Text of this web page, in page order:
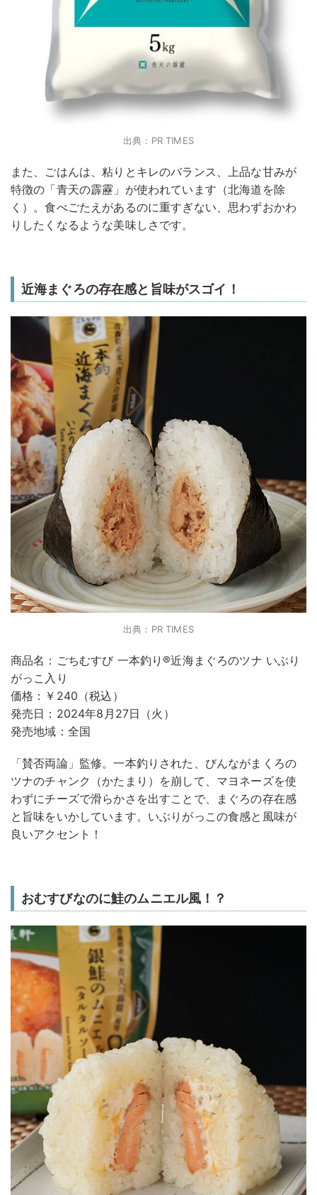
出典：PR TIMES
また、ごはんは、粘りとキレのバランス、上品な甘みが
特徴の「青天の霹靂」が使われています（北海道を除
く）。食べごたえがあるのに重すぎない、思わずおかわ
りしたくなるような美味しさです。
近海まぐろの存在感と旨味がスゴイ！
出典：PR TIMES
商品名：ごちむすび 一本釣り®近海まぐろのツナ いぶり
がっこ入り
価格：￥240（税込）
発売日：2024年8月27日（火）
発売地域：全国
「賛否両論」監修。一本釣りされた、びんながまくろの
ツナのチャンク（かたまり）を崩して、マヨネーズを使
わずにチーズで滑らかさを出すことで、まぐろの存在感
と旨味をいかしています。いぶりがっこの食感と風味が
良いアクセント！
おむすびなのに鮭のムニエル風！？